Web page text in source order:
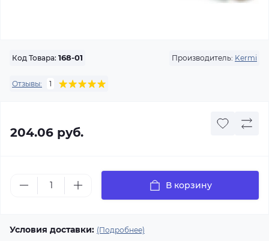
Код Товара: 168-01 Производитель: Kermi
Отзывы: 1
204.06 руб.
В корзину
Условия доставки: (Подробнее)